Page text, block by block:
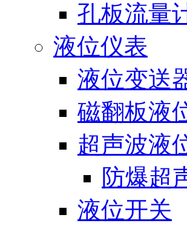
孔板流量
液位仪表
液位变送
磁翻板液
超声波液
防爆超
液位开关